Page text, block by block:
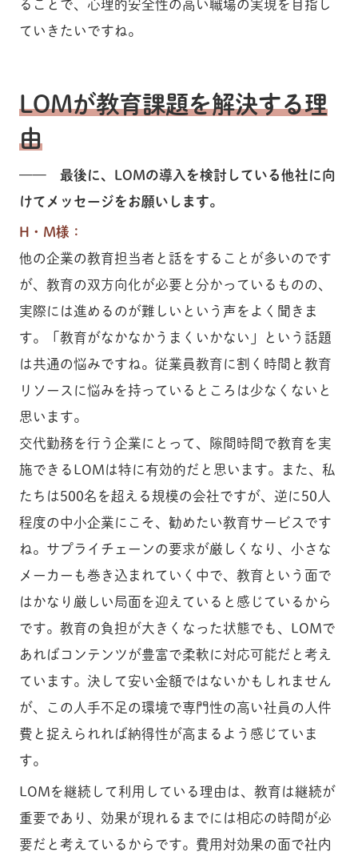
ることで、心理的安全性の高い職場の実現を目指し
ていきたいですね。
LOMが教育課題を解決する理
由
—— 最後に、LOMの導入を検討している他社に向
けてメッセージをお願いします。
H・M様：
他の企業の教育担当者と話をすることが多いのです
が、教育の双方向化が必要と分かっているものの、
実際には進めるのが難しいという声をよく聞きま
す。「教育がなかなかうまくいかない」という話題
は共通の悩みですね。従業員教育に割く時間と教育
リソースに悩みを持っているところは少なくないと
思います。
交代勤務を行う企業にとって、隙間時間で教育を実
施できるLOMは特に有効的だと思います。また、私
たちは500名を超える規模の会社ですが、逆に50人
程度の中小企業にこそ、勧めたい教育サービスです
ね。サプライチェーンの要求が厳しくなり、小さな
メーカーも巻き込まれていく中で、教育という面で
はかなり厳しい局面を迎えていると感じているから
です。教育の負担が大きくなった状態でも、LOMで
あればコンテンツが豊富で柔軟に対応可能だと考え
ています。決して安い金額ではないかもしれません
が、この人手不足の環境で専門性の高い社員の人件
費と捉えられれば納得性が高まるよう感じていま
す。
LOMを継続して利用している理由は、教育は継続が
重要であり、効果が現れるまでには相応の時間が必
要だと考えているからです。費用対効果の面で社内